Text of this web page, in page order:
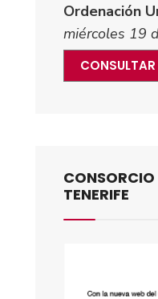
Ordenación
miércoles 19
CONSULTAR
CONSORCIO
TENERIFE